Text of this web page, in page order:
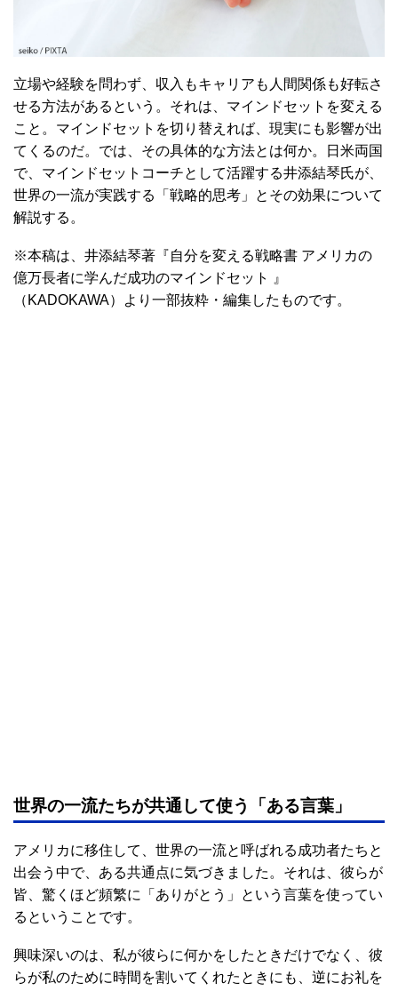
立場や経験を問わず、収入もキャリアも人間関係も好転さ
せる方法があるという。それは、マインドセットを変える
こと。マインドセットを切り替えれば、現実にも影響が出
てくるのだ。では、その具体的な方法とは何か。日米両国
で、マインドセットコーチとして活躍する井添結琴氏が、
世界の一流が実践する「戦略的思考」とその効果について
解説する。
※本稿は、井添結琴著『自分を変える戦略書 アメリカの
億万長者に学んだ成功のマインドセット 』
（KADOKAWA）より一部抜粋・編集したものです。
世界の一流たちが共通して使う「ある言葉」
アメリカに移住して、世界の一流と呼ばれる成功者たちと
出会う中で、ある共通点に気づきました。それは、彼らが
皆、驚くほど頻繁に「ありがとう」という言葉を使ってい
るということです。
興味深いのは、私が彼らに何かをしたときだけでなく、彼
らが私のために時間を割いてくれたときにも、逆にお礼を